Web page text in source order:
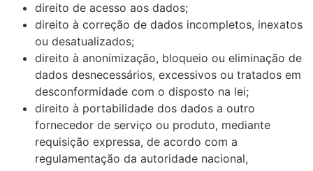
direito de acesso aos dados;
direito à correção de dados incompletos, inexatos
ou desatualizados;
direito à anonimização, bloqueio ou eliminação de
dados desnecessários, excessivos ou tratados em
desconformidade com o disposto na lei;
direito à portabilidade dos dados a outro
fornecedor de serviço ou produto, mediante
requisição expressa, de acordo com a
regulamentação da autoridade nacional,